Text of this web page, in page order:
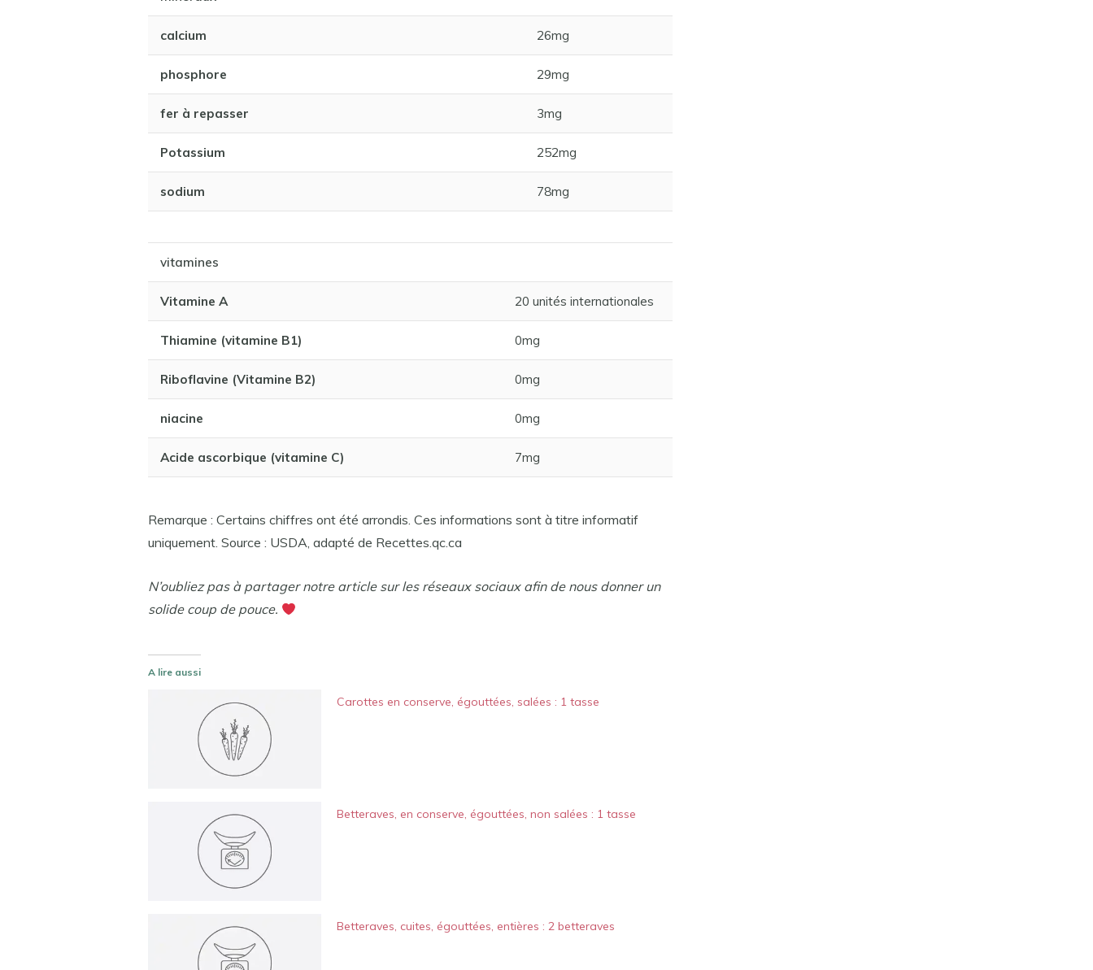
calcium 26mg
phosphore 29mg
fer à repasser 3mg
Potassium 252mg
sodium 78mg
vitamines
Vitamine A 20 unités internationales
Thiamine (vitamine B1) 0mg
Riboflavine (Vitamine B2) 0mg
niacine 0mg
Acide ascorbique (vitamine C) 7mg
Remarque : Certains chiffres ont été arrondis. Ces informations sont à titre informatif
uniquement. Source : USDA, adapté de Recettes.qc.ca
N’oubliez pas à partager notre article sur les réseaux sociaux afin de nous donner un
solide coup de pouce.
A lire aussi
Carottes en conserve, égouttées, salées : 1 tasse
Betteraves, en conserve, égouttées, non salées : 1 tasse
Betteraves, cuites, égouttées, entières : 2 betteraves